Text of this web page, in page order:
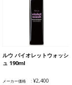
ルウ バイオレットウォッシ
ュ 190ml
メーカー価格 ¥2,400